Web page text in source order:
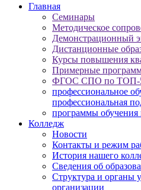
Главная
Семинары
Методическое
Демонстрационный
Дистанционные
Курсы повышения
Примерные
ФГОС СПО по ТОП-
профессиональное
профессиональная
программы обучения
Колледж
Новости
Контакты и режим
История нашего
Сведения об
Структура и органы
организации